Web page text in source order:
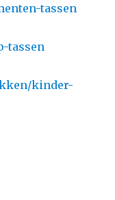
tassen
tassen
kinder-